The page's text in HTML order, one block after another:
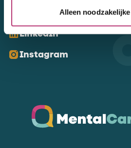
Alleen
Kom ons volgen
LinkedIn
Instagram